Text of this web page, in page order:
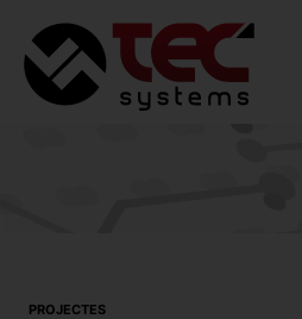
PROJECTES